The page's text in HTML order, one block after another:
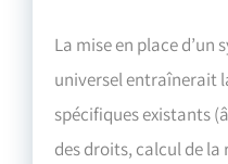
La mise en place d’un
universel entraînerait
spécifiques existants
des droits, calcul de